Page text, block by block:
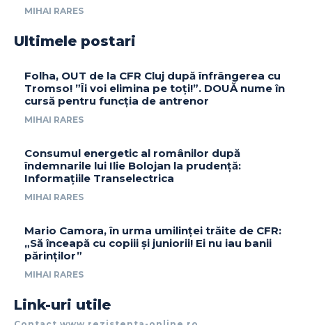
MIHAI RARES
Ultimele postari
Folha, OUT de la CFR Cluj după înfrângerea cu
Tromso! ”Îi voi elimina pe toți!”. DOUĂ nume în
cursă pentru funcția de antrenor
MIHAI RARES
Consumul energetic al românilor după
îndemnarile lui Ilie Bolojan la prudență:
Informațiile Transelectrica
MIHAI RARES
Mario Camora, în urma umilinței trăite de CFR:
„Să înceapă cu copiii și juniorii! Ei nu iau banii
părinților”
MIHAI RARES
Link-uri utile